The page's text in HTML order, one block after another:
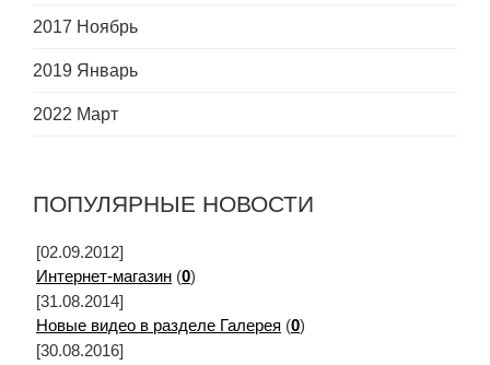
2017 Ноябрь
2019 Январь
2022 Март
ПОПУЛЯРНЫЕ НОВОСТИ
[02.09.2012]
Интернет-магазин (0)
[31.08.2014]
Новые видео в разделе Галерея (0)
[30.08.2016]